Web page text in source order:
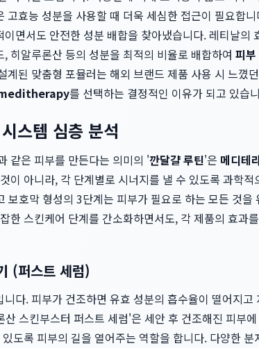
고효능 성분을 사용할 때 더욱 세심한 접근이 필요합
면서도 안전한 성분 배합을 찾아냈습니다. 레티날의
히알루론산 등의 성분을 최적의 비율로 배합하여 피
된 맞춤형 포뮬러는 해외 브랜드 제품 사용 시 느꼈
를 선택하는 결정적인 이유가 되고 있습
스템 심층 분석
같은 피부를 만든다는 의미의 '깐달걀 루틴'은 메디테
이 아니라, 각 단계별로 시너지를 낼 수 있도록 과학
보호막 형성의 3단계는 피부가 필요로 하는 모든 것을
한 스킨케어 단계를 간소화하면서도, 각 제품의 효과
(퍼스트 세럼)
다. 피부가 건조하면 유효 성분의 흡수율이 떨어지고
스킨부스터 퍼스트 세럼'은 세안 후 건조해진 피부
도록 피부의 길을 열어주는 역할을 합니다. 다양한